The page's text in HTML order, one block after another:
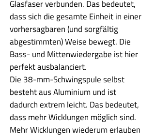
Glasfaser verbunden. Das bedeutet,
dass sich die gesamte Einheit in einer
vorhersagbaren (und sorgfältig
abgestimmten) Weise bewegt. Die
Bass- und Mittenwiedergabe ist hier
perfekt ausbalanciert.
Die 38-mm-Schwingspule selbst
besteht aus Aluminium und ist
dadurch extrem leicht. Das bedeutet,
dass mehr Wicklungen möglich sind.
Mehr Wicklungen wiederum erlauben